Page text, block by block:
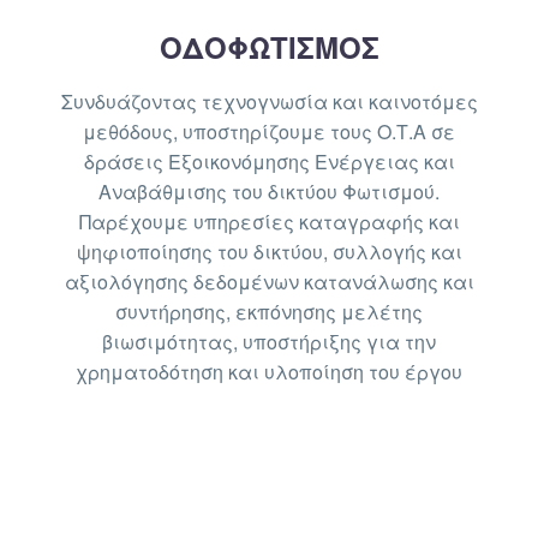
ΟΔΟΦΩΤΙΣΜΟΣ
Συνδυάζοντας τεχνογνωσία και καινοτόμες
μεθόδους, υποστηρίζουμε τους Ο.Τ.Α σε
δράσεις Εξοικονόμησης Ενέργειας και
Αναβάθμισης του δικτύου Φωτισμού.
Παρέχουμε υπηρεσίες καταγραφής και
ψηφιοποίησης του δικτύου, συλλογής και
αξιολόγησης δεδομένων κατανάλωσης και
συντήρησης, εκπόνησης μελέτης
βιωσιμότητας, υποστήριξης για την
χρηματοδότηση και υλοποίηση του έργου